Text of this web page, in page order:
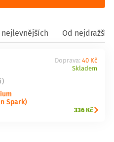
nejlevnějších Od
Spark)
Doprava: 40 Kč
Skladem
336 Kč